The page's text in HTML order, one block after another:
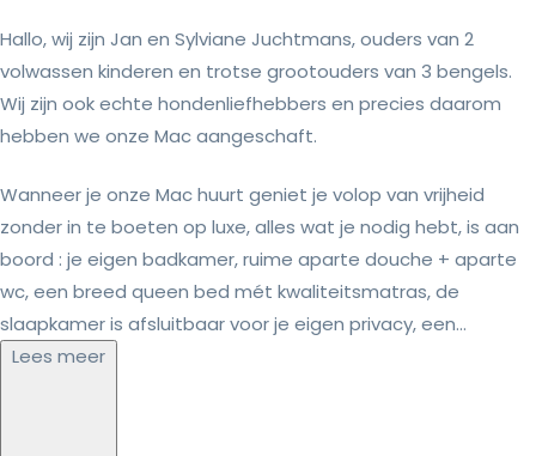
Hallo, wij zijn Jan en Sylviane Juchtmans, ouders van 2
volwassen kinderen en trotse grootouders van 3 bengels.
Wij zijn ook echte hondenliefhebbers en precies daarom
hebben we onze Mac aangeschaft.
Wanneer je onze Mac huurt geniet je volop van vrijheid
zonder in te boeten op luxe, alles wat je nodig hebt, is aan
boord : je eigen badkamer, ruime aparte douche + aparte
wc, een breed queen bed mét kwaliteitsmatras, de
slaapkamer is afsluitbaar voor je eigen privacy, een...
Lees meer